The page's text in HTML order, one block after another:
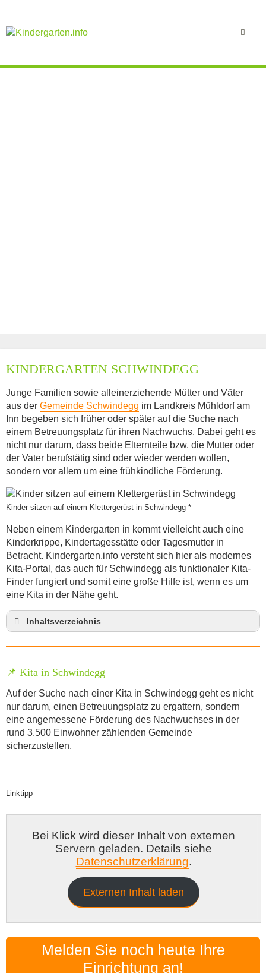
KINDERGARTEN SCHWINDEGG
Junge Familien sowie alleinerziehende Mütter und Väter
aus der Gemeinde Schwindegg im Landkreis Mühldorf am
Inn begeben sich früher oder später auf die Suche nach
einem Betreuungsplatz für ihren Nachwuchs. Dabei geht es
nicht nur darum, dass beide Elternteile bzw. die Mutter oder
der Vater berufstätig sind oder wieder werden wollen,
sondern vor allem um eine frühkindliche Förderung.
Kinder sitzen auf einem Klettergerüst in Schwindegg *
Neben einem Kindergarten in kommt vielleicht auch eine
Kinderkrippe, Kindertagesstätte oder Tagesmutter in
Betracht. Kindergarten.info versteht sich hier als modernes
Kita-Portal, das auch für Schwindegg als funktionaler Kita-
Finder fungiert und somit eine große Hilfe ist, wenn es um
eine Kita in der Nähe geht.
Inhaltsverzeichnis
Kinderflohmarkt in Schwindegg
Anmeldung im Kindergarten in Schwindegg
Kindergarten-Kosten im Gemeinde Schwindegg
Erzieher Jobs in den Kindergärten in Schwindegg
Stellenangebote für Quereinsteiger/innen in
Tagesmutter in der Gemeinde Schwindegg
Babysitter in Schwindegg
Kita-Förderverein in Schwindegg
📌 Kita in Schwindegg
Auf der Suche nach einer Kita in Schwindegg geht es nicht
nur darum, einen Betreuungsplatz zu ergattern, sondern
eine angemessene Förderung des Nachwuchses in der
rund 3.500 Einwohner zählenden Gemeinde
sicherzustellen.
Linktipp
Bei Klick wird dieser Inhalt von externen
Servern geladen. Details siehe
Datenschutzerklärung.
Externen Inhalt laden
Melden Sie noch heute Ihre
Einrichtung an!